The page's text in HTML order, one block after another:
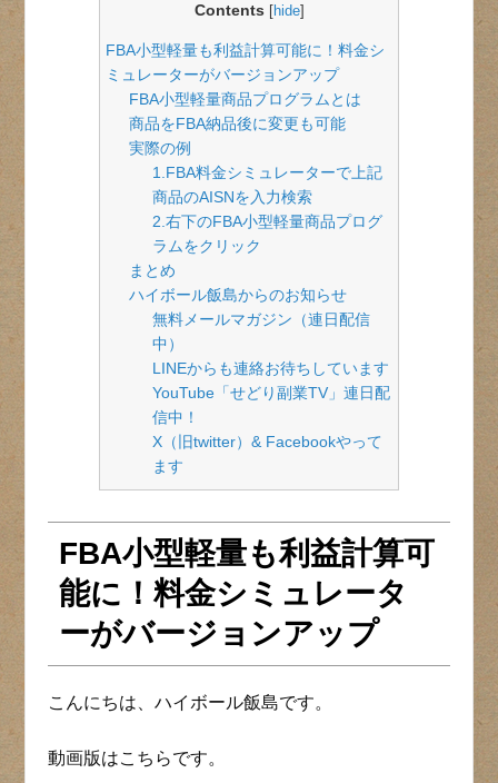
Contents hide]
FBA小型軽量も利益計算可能に！料金シ
ミュレーターがバージョンアップ
FBA小型軽量商品プログラムとは
商品をFBA納品後に変更も可能
実際の例
1.FBA料金シミュレーターで上記
商品のAISNを入力検索
2.右下のFBA小型軽量商品プログ
ラムをクリック
まとめ
ハイボール飯島からのお知らせ
無料メールマガジン（連日配信
中）
LINEからも連絡お待ちしています
YouTube「せどり副業TV」連日配
信中！
X（旧twitter）& Facebookやって
ます
FBA小型軽量も利益計算可
能に！料金シミュレータ
ーがバージョンアップ
こんにちは、ハイボール飯島です。
動画版はこちらです。